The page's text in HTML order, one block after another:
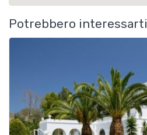
Potrebbero interessarti